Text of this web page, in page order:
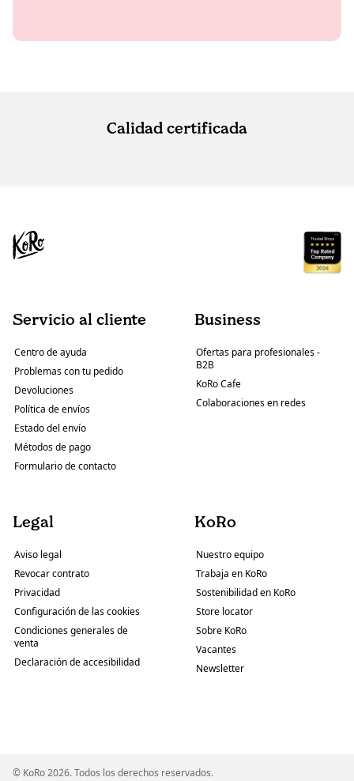
Calidad certificada
Servicio al cliente
Centro de ayuda
Problemas con tu pedido
Devoluciones
Política de envíos
Estado del envío
Métodos de pago
Formulario de contacto
Business
Ofertas para profesionales -
B2B
KoRo Cafe
Colaboraciones en redes
Legal
Aviso legal
Revocar contrato
Privacidad
Configuración de las cookies
Condiciones generales de
venta
Declaración de accesibilidad
KoRo
Nuestro equipo
Trabaja en KoRo
Sostenibilidad en KoRo
Store locator
Sobre KoRo
Vacantes
Newsletter
© KoRo 2026. Todos los derechos reservados.